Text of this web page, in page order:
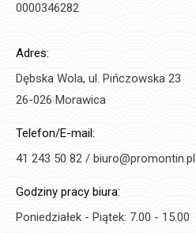
0000346282
Adres:
Dębska Wola, ul. Pińczowska 23
26-026 Morawica
Telefon/E-mail:
41 243 50 82 / biuro@promontin.pl
Godziny pracy biura:
Poniedziałek - Piątek: 7.00 - 15.00